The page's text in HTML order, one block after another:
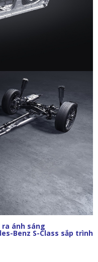
ánh sáng
Benz S-Class sắp trình